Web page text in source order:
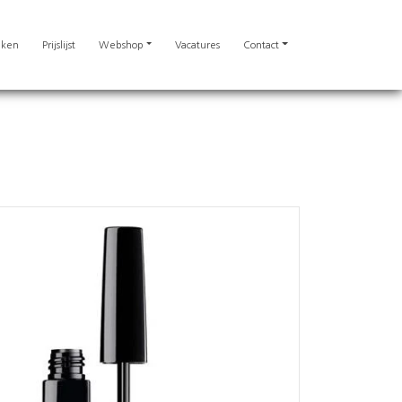
Prijslijst Webshop Vacatures Contact